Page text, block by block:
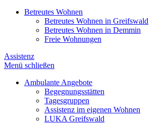
Betreutes Wohnen
Betreutes Wohnen in Greifswald
Betreutes Wohnen in Demmin
Freie Wohnungen
Assistenz
Menü schließen
Ambulante Angebote
Begegnungsstätten
Tagesgruppen
Assistenz im eigenen Wohnen
LUKA Greifswald